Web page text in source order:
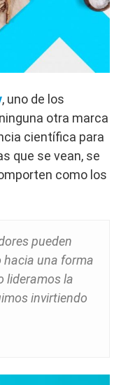
, uno de los
otra marca
científica para
que se vean, se
como los
pueden
hacia una forma
lideramos la
invirtiendo